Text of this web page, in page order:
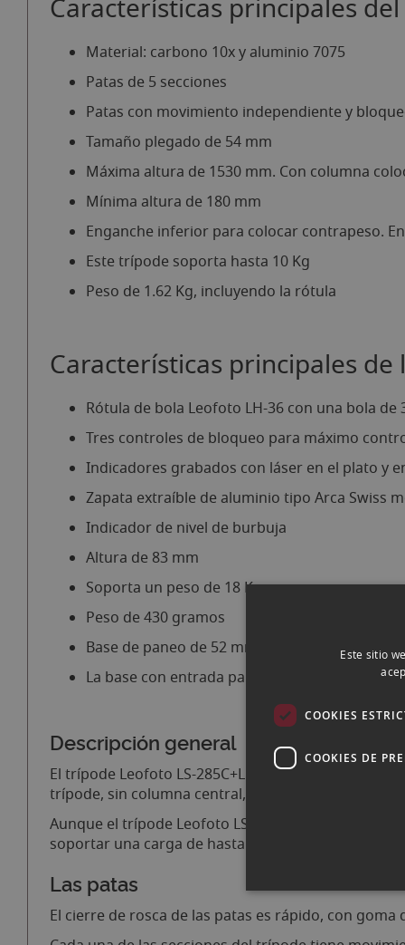
Características principales
Material: carbono 10x y aluminio 7075
Patas de 5 secciones
Patas con movimiento independiente y
Tamaño plegado de 54 mm
Máxima altura de 1530 mm. Con columna
Mínima altura de 180 mm
Enganche inferior para colocar contrapeso.
Este trípode soporta hasta 10 Kg
Peso de 1.62 Kg, incluyendo la rótula
Características principales
Rótula de bola Leofoto LH-36 con una bola
Tres controles de bloqueo para máximo
Indicadores grabados con láser en el plato y
Zapata extraíble de aluminio tipo Arca Swiss
Indicador de nivel de burbuja
Altura de 83 mm
Soporta un peso de 18 Kg
Peso de 430 gramos
Base de paneo de 52 mm
La base con entrada para tornillo de 3/8
Descripción general
El trípode Leofoto LS-285C+LH-36 está fabricado
trípode, sin columna central, incluye una rótula de
Aunque el trípode Leofoto LS-285C no dispone de
soportar una carga de hasta 10 kg y llegar a una
Las patas
El cierre de rosca de las patas es rápido, con
Este sitio
COOKIES
COOKIES DE